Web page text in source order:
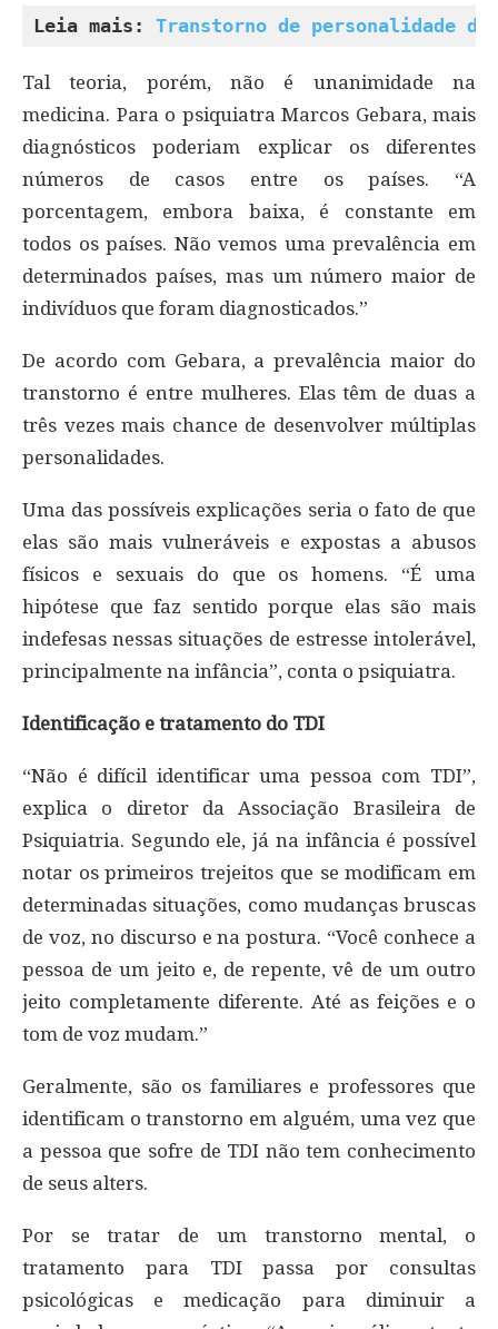
Leia mais: Transtorno de personalidade
Tal teoria, porém, não é unanimidade na
medicina. Para o psiquiatra Marcos Gebara, mais
diagnósticos poderiam explicar os diferentes
números de casos entre os países. “A
porcentagem, embora baixa, é constante em
todos os países. Não vemos uma prevalência em
determinados países, mas um número maior de
indivíduos que foram diagnosticados.”
De acordo com Gebara, a prevalência maior do
transtorno é entre mulheres. Elas têm de duas a
três vezes mais chance de desenvolver múltiplas
personalidades.
Uma das possíveis explicações seria o fato de que
elas são mais vulneráveis e expostas a abusos
físicos e sexuais do que os homens. “É uma
hipótese que faz sentido porque elas são mais
indefesas nessas situações de estresse intolerável,
principalmente na infância”, conta o psiquiatra.
Identificação e tratamento do TDI
“Não é difícil identificar uma pessoa com TDI”,
explica o diretor da Associação Brasileira de
Psiquiatria. Segundo ele, já na infância é possível
notar os primeiros trejeitos que se modificam em
determinadas situações, como mudanças bruscas
de voz, no discurso e na postura. “Você conhece a
pessoa de um jeito e, de repente, vê de um outro
jeito completamente diferente. Até as feições e o
tom de voz mudam.”
Geralmente, são os familiares e professores que
identificam o transtorno em alguém, uma vez que
a pessoa que sofre de TDI não tem conhecimento
de seus alters.
Por se tratar de um transtorno mental, o
tratamento para TDI passa por consultas
psicológicas e medicação para diminuir a